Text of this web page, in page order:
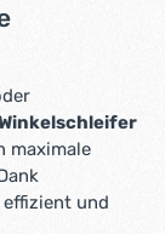
maximale
und